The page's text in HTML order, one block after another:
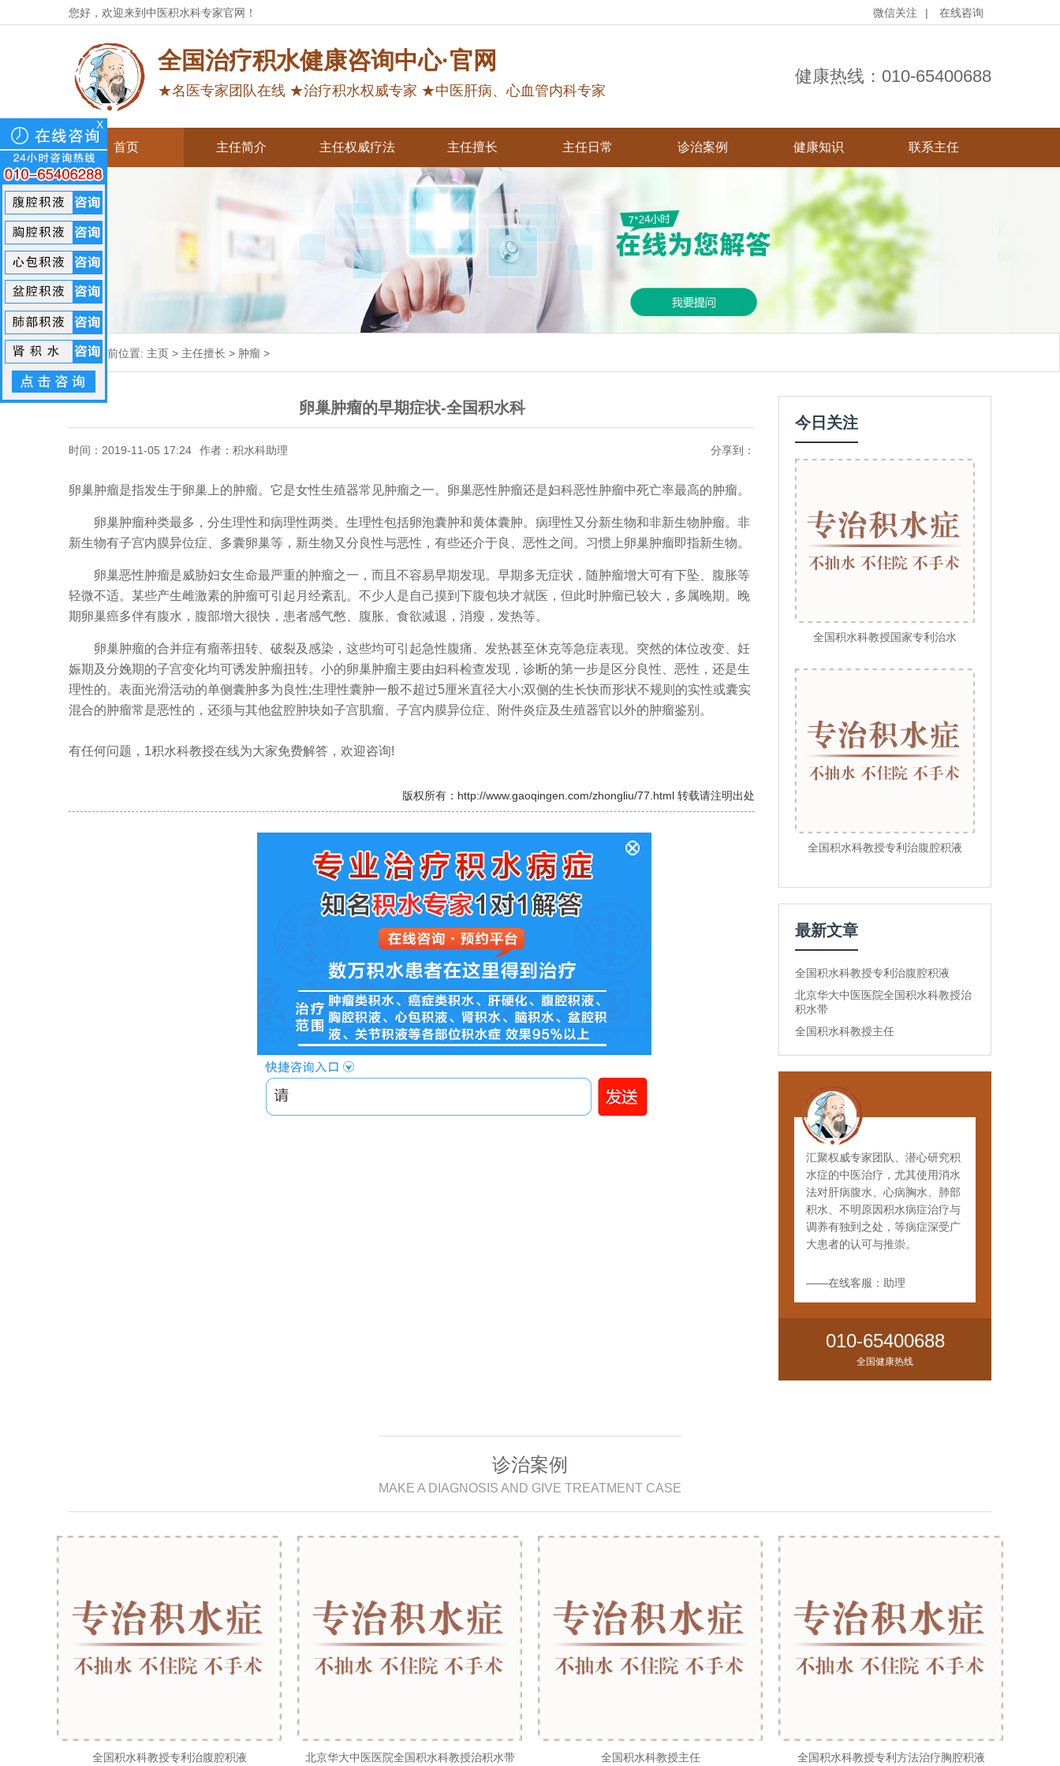
您好，欢迎来到中医积水科专家官网！ 微信关注 | 在线咨询
全国治疗积水健康咨询中心·官网
★名医专家团队在线 ★治疗积水权威专家 ★中医肝病、心血管内科专家
健康热线： 010-65400688
首页 主任简介 主任权威疗法 主任擅长 主任日常 诊治案例 健康知识 联系主任
当前位置: 主页 > 主任擅长 > 肿瘤 >
卵巢肿瘤的早期症状-全国积水科
时间：2019-11-05 17:24 作者：积水科助理 分享到：
卵巢肿瘤是指发生于卵巢上的肿瘤。它是女性生殖器常见肿瘤之一。卵巢恶性肿瘤还是妇科恶性肿瘤中死亡率最高的肿瘤。
卵巢肿瘤种类最多，分生理性和病理性两类。生理性包括卵泡囊肿和黄体囊肿。病理性又分新生物和非新生物肿瘤。非
新生物有子宫内膜异位症、多囊卵巢等，新生物又分良性与恶性，有些还介于良、恶性之间。习惯上卵巢肿瘤即指新生物。
卵巢恶性肿瘤是威胁妇女生命最严重的肿瘤之一，而且不容易早期发现。早期多无症状，随肿瘤增大可有下坠、腹胀等
轻微不适。某些产生雌激素的肿瘤可引起月经紊乱。不少人是自己摸到下腹包块才就医，但此时肿瘤已较大，多属晚期。晚
期卵巢癌多伴有腹水，腹部增大很快，患者感气憋、腹胀、食欲减退，消瘦，发热等。
卵巢肿瘤的合并症有瘤蒂扭转、破裂及感染，这些均可引起急性腹痛、发热甚至休克等急症表现。突然的体位改变、妊
娠期及分娩期的子宫变化均可诱发肿瘤扭转。小的卵巢肿瘤主要由妇科检查发现，诊断的第一步是区分良性、恶性，还是生
理性的。表面光滑活动的单侧囊肿多为良性;生理性囊肿一般不超过5厘米直径大小;双侧的生长快而形状不规则的实性或囊实
混合的肿瘤常是恶性的，还须与其他盆腔肿块如子宫肌瘤、子宫内膜异位症、附件炎症及生殖器官以外的肿瘤鉴别。
有任何问题，1积水科教授在线为大家免费解答，欢迎咨询!
版权所有：http://www.gaoqingen.com/zhongliu/77.html 转载请注明出处
今日关注
全国积水科教授国家专利治水
全国积水科教授专利治腹腔积液
最新文章
全国积水科教授专利治腹腔积液
北京华大中医医院全国积水科教授治
积水带
全国积水科教授主任
汇聚权威专家团队、潜心研究积
水症的中医治疗，尤其使用消水
法对肝病腹水、心病胸水、肺部
积水、不明原因积水病症治疗与
调养有独到之处，等病症深受广
大患者的认可与推崇。
——在线客服：助理
010-65400688
全国健康热线
诊治案例
MAKE A DIAGNOSIS AND GIVE TREATMENT CASE
全国积水科教授专利治腹腔积液 北京华大中医医院全国积水科教授治积水带 全国积水科教授主任 全国积水科教授专利方法治疗胸腔积液
X